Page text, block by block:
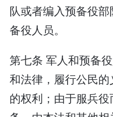
队或者编入预备役
备役人员。
第七条 军人和预备
和法律，履行公民
的权利；由于服兵